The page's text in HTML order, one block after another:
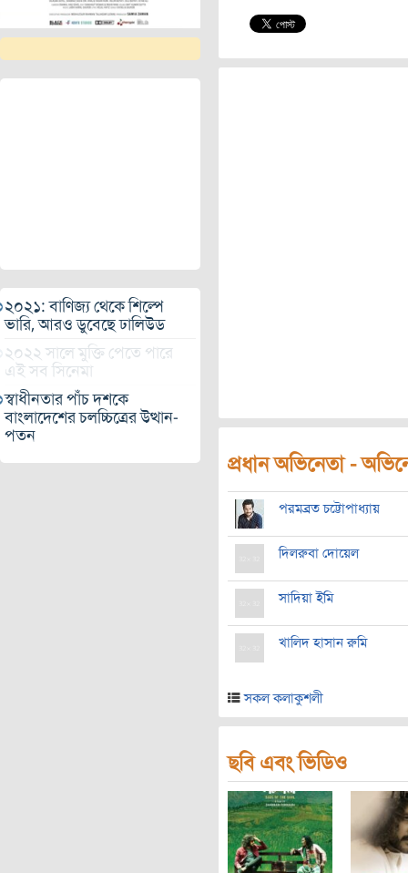
২০২১: বাণিজ্য থেকে শিল্পে
ভারি, আরও ডুবেছে ঢালিউড
২০২২ সালে মুক্তি পেতে পারে
এই সব সিনেমা
স্বাধীনতার পাঁচ দশকে
বাংলাদেশের চলচ্চিত্রের উত্থান-
পতন
প্রধান অভিনেতা -
পরমব্রত চট্টোপাধ্যায়
দিলরুবা দোয়েল
সাদিয়া ইমি
খালিদ হাসান রুমি
সকল কলাকুশলী
ছবি এবং ভিডিও